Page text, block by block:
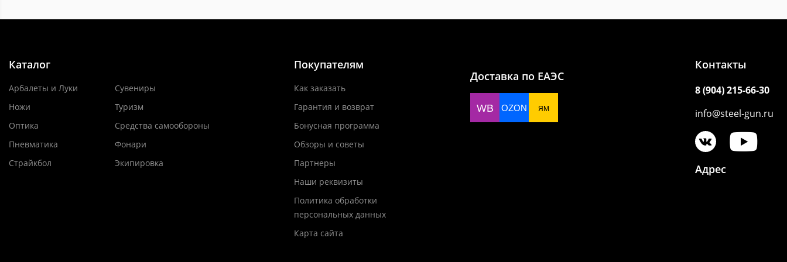
Каталог
Арбалеты и Луки
Ножи
Оптика
Пневматика
Страйкбол
Сувениры
Туризм
Средства самообороны
Фонари
Экипировка
Покупателям
Как заказать
Гарантия и возврат
Бонусная программа
Обзоры и советы
Партнеры
Наши реквизиты
Политика обработки
персональных данных
Карта сайта
Доставка по ЕАЭС
WB OZON ЯМ
Контакты
8 (904) 215-66-30
info@steel-gun.ru
Адрес